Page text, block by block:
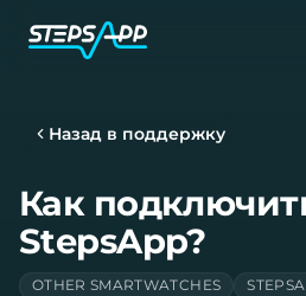
Назад в поддержку
Как
StepsApp?
OTHER SMARTWATCHES